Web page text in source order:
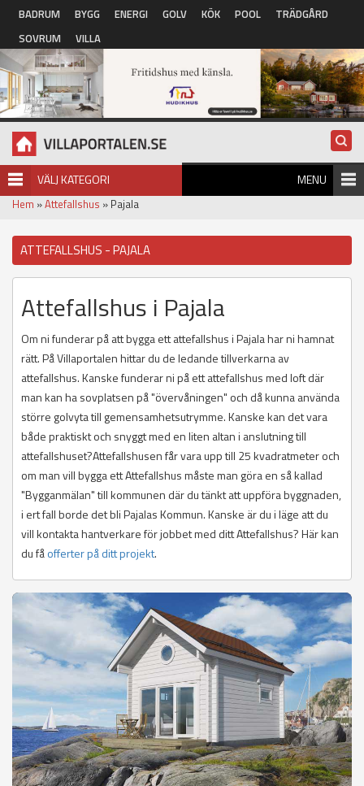
Hoppa till huvudinnehåll
BADRUM BYGG ENERGI GOLV KÖK POOL
TRÄDGÅRD
SOVRUM
VILLA
VÄLJ KATEGORI MENU
Hem »Attefallshus » Pajala
ATTEFALLSHUS - PAJALA
Attefallshus i Pajala
Om ni funderar på att bygga ett attefallshus i Pajala har ni hamnat
rätt. På Villaportalen hittar du de ledande tillverkarna av
attefallshus. Kanske funderar ni på ett attefallshus med loft där
man kan ha sovplatsen på "övervåningen" och då kunna använda
större golvyta till gemensamhetsutrymme. Kanske kan det vara
både praktiskt och snyggt med en liten altan i anslutning till
attefallshuset?Attefallshusen får vara upp till 25 kvadratmeter och
om man vill bygga ett Attefallshus måste man göra en så kallad
"Bygganmälan" till kommunen där du tänkt att uppföra byggnaden,
i ert fall borde det bli Pajalas Kommun. Kanske är du i läge att du
vill kontakta hantverkare för jobbet med ditt Attefallshus? Här kan
du fåofferter på ditt projekt.